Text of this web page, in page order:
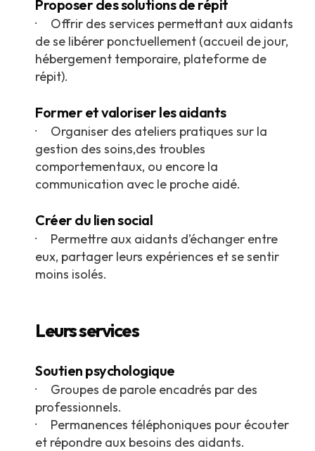
Proposer des solutions de répit
· Offrir des services permettant aux aidants
de se libérer ponctuellement (accueil de jour,
hébergement temporaire, plateforme de
répit).
Former et valoriser les aidants
· Organiser des ateliers pratiques sur la
gestion des soins,des troubles
comportementaux, ou encore la
communication avec le proche aidé.
Créer du lien social
· Permettre aux aidants d’échanger entre
eux, partager leurs expériences et se sentir
moins isolés.
Leurs services
Soutien psychologique
· Groupes de parole encadrés par des
professionnels.
· Permanences téléphoniques pour écouter
et répondre aux besoins des aidants.